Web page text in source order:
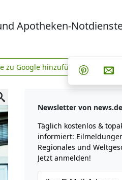
Apotheken-
news.de zu Google
zu Google hinzufügen Teilen
Newsletter von news.de
Täglich kostenlos &
informiert:
Regionales und
Jetzt anmelden!